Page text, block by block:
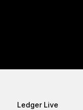
Ledger Live